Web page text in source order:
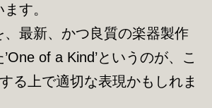
す。
、最新、かつ良質の楽器製作
of a Kind’というのが、こ
る上で適切な表現かもしれま